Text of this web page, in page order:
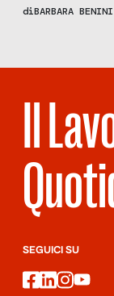
Michele Raitano,
diBARBARA BENINI
Il
SEGUICI SU
facebook
linkedin
instagram
youtube